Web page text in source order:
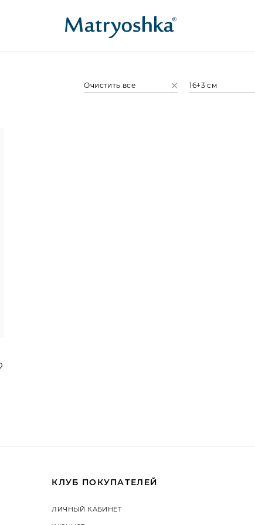
Очистить все 16+3 см
КЛУБ ПОКУПАТЕЛЕЙ
ЛИЧНЫЙ КАБИНЕТ